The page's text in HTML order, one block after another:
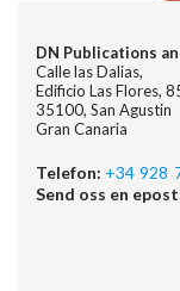
DN Publications
Calle las Dalias,
Edificio Las Flores,
35100, San Agustin
Gran Canaria
Telefon: +34 928
Send oss en